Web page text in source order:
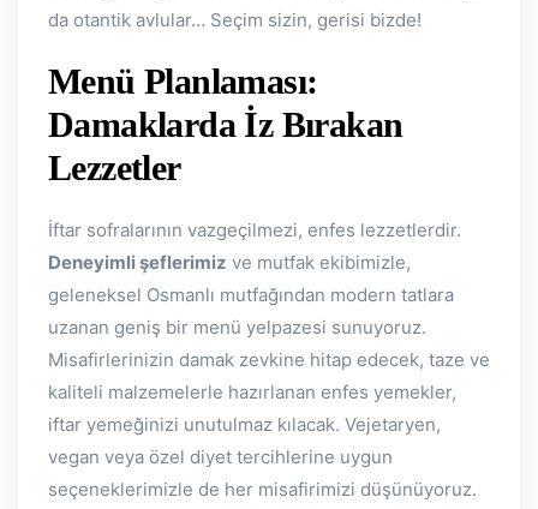
da otantik avlular… Seçim sizin, gerisi bizde!
Menü Planlaması:
Damaklarda İz Bırakan
Lezzetler
İftar sofralarının vazgeçilmezi, enfes lezzetlerdir.
Deneyimli şeflerimiz ve mutfak ekibimizle,
geleneksel Osmanlı mutfağından modern tatlara
uzanan geniş bir menü yelpazesi sunuyoruz.
Misafirlerinizin damak zevkine hitap edecek, taze ve
kaliteli malzemelerle hazırlanan enfes yemekler,
iftar yemeğinizi unutulmaz kılacak. Vejetaryen,
vegan veya özel diyet tercihlerine uygun
seçeneklerimizle de her misafirimizi düşünüyoruz.